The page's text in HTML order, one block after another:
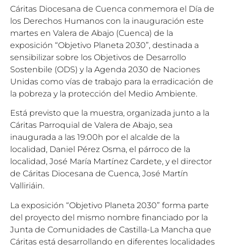
Cáritas Diocesana de Cuenca conmemora el Día de
los Derechos Humanos con la inauguración este
martes en Valera de Abajo (Cuenca) de la
exposición “Objetivo Planeta 2030”, destinada a
sensibilizar sobre los Objetivos de Desarrollo
Sostenbile (ODS) y la Agenda 2030 de Naciones
Unidas como vías de trabajo para la erradicación de
la pobreza y la protección del Medio Ambiente.
Está previsto que la muestra, organizada junto a la
Cáritas Parroquial de Valera de Abajo, sea
inaugurada a las 19:00h por el alcalde de la
localidad, Daniel Pérez Osma, el párroco de la
localidad, José María Martínez Cardete, y el director
de Cáritas Diocesana de Cuenca, José Martín
Valliriáin.
La exposición “Objetivo Planeta 2030” forma parte
del proyecto del mismo nombre financiado por la
Junta de Comunidades de Castilla-La Mancha que
Cáritas está desarrollando en diferentes localidades